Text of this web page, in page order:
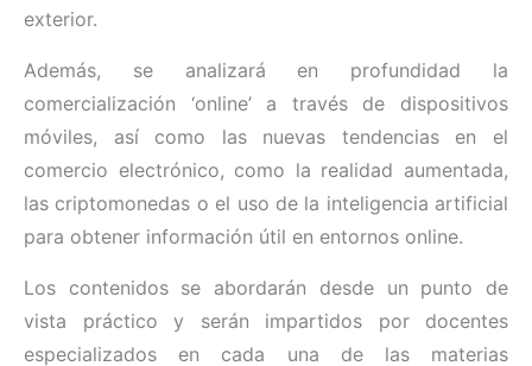
exterior.
Además, se analizará en profundidad la
comercialización ‘online’ a través de dispositivos
móviles, así como las nuevas tendencias en el
comercio electrónico, como la realidad aumentada,
las criptomonedas o el uso de la inteligencia artificial
para obtener información útil en entornos online.
Los contenidos se abordarán desde un punto de
vista práctico y serán impartidos por docentes
especializados en cada una de las materias